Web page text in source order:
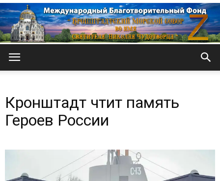
Морской
собор
Кронштадт чтит память
Героев России